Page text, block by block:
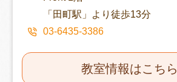
「田町駅」より徒歩13分
03-6435-3386
教室情報はこちら